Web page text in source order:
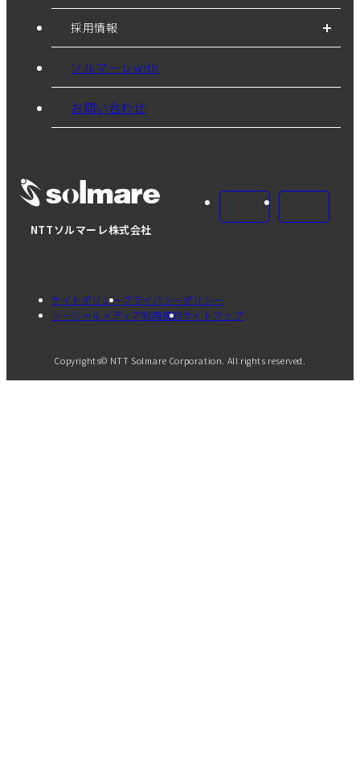
NTTソルマーレ株式会社
採用情報
ソルマーレwith
お問い合わせ
サイトポリシープライバシーポリシー
ソーシャルメディア利用規約サイトマップ
Copyrights© NTT Solmare Corporation. All rights reserved.